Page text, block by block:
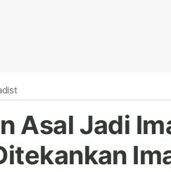
Asal Jadi